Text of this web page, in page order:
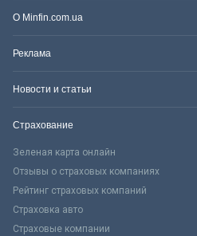
О Minfin.com.ua
Реклама
Новости и статьи
Страхование
Зеленая карта онлайн
Отзывы о страховых компаниях
Рейтинг страховых компаний
Страховка авто
Страховые компании